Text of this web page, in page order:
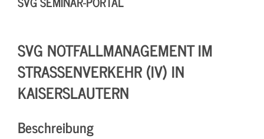
SVG NOTFALLMANAGEMENT IM
STRASSENVERKEHR (IV) IN K
AISERSLAUTERN
Beschreibung